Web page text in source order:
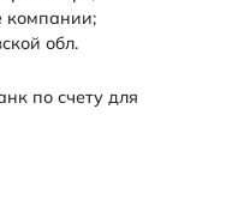
компании;
обл.
по счету для